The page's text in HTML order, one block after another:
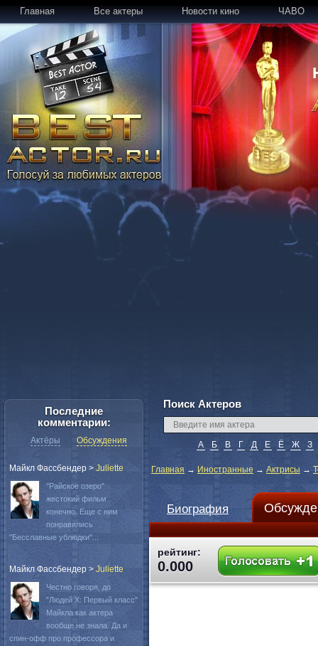
Главная Все актеры Новости кино ЧАВО
Поиск Актеров
А Б В Г Д Е Ё Ж З
Главная → Иностранные → Актрисы →
Биография
рейтинг:
0.000
Последние
комментарии:
Актёры Обсуждения
Майкл Фассбендер > Juliette
"Райское озеро"
жестокий фильм
конечно. Еще с ним
понравились
"Бесславные ублюдки"...
Майкл Фассбендер > Juliette
Честно говоря, до
"Людей Х: Первый класс"
Майкла как актера
вообще не знала. Да и
спин-офф про профессора и